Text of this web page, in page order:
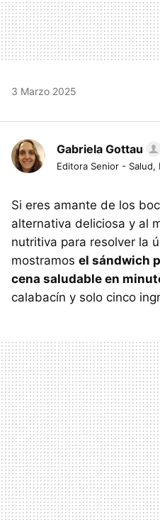
3 Marzo 2025
Gabriela Gottau
Editora Senior -
Si eres amante de los
alternativa deliciosa y al
nutritiva para resolver la
mostramos el sándwich
cena saludable en
calabacín y solo cinco